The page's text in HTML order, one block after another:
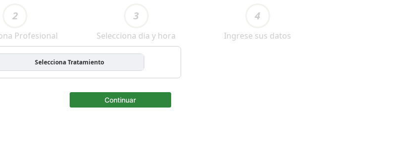
2
Profesional
3
Selecciona dia y hora
4
Ingrese sus datos
Selecciona Tratamiento
Continuar